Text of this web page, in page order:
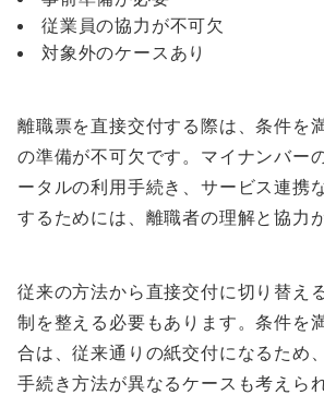
従業員の協力が不可欠
対象外のケースあり
離職票を直接交付する際は、条件を
の準備が不可欠です。マイナンバー
ータルの利用手続き、サービス連携
するためには、離職者の理解と協力
従来の方法から直接交付に切り替え
制を整える必要もあります。条件を
合は、従来通りの紙交付になるため
手続き方法が異なるケースも考えら